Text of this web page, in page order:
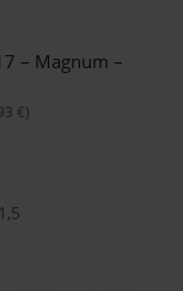
– Magnum –
€)